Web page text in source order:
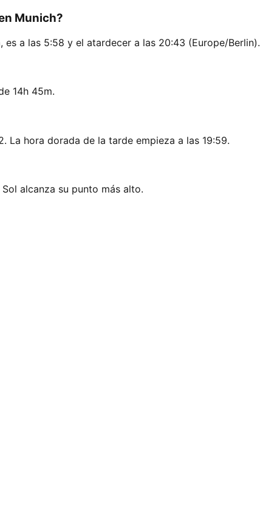
Munich?
a las 5:58 y el atardecer a las 20:43 (Europe/Berlin).
14h 45m.
La hora dorada de la tarde empieza a las 19:59.
alcanza su punto más alto.